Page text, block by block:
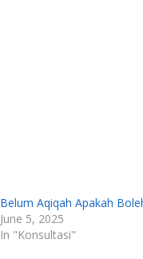
Belum Aqiqah Apakah
June 5, 2025
In "Konsultasi"